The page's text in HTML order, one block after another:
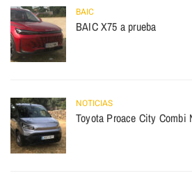
BAIC
BAIC X75 a prueba
NOTICIAS
Toyota Proace City Combi